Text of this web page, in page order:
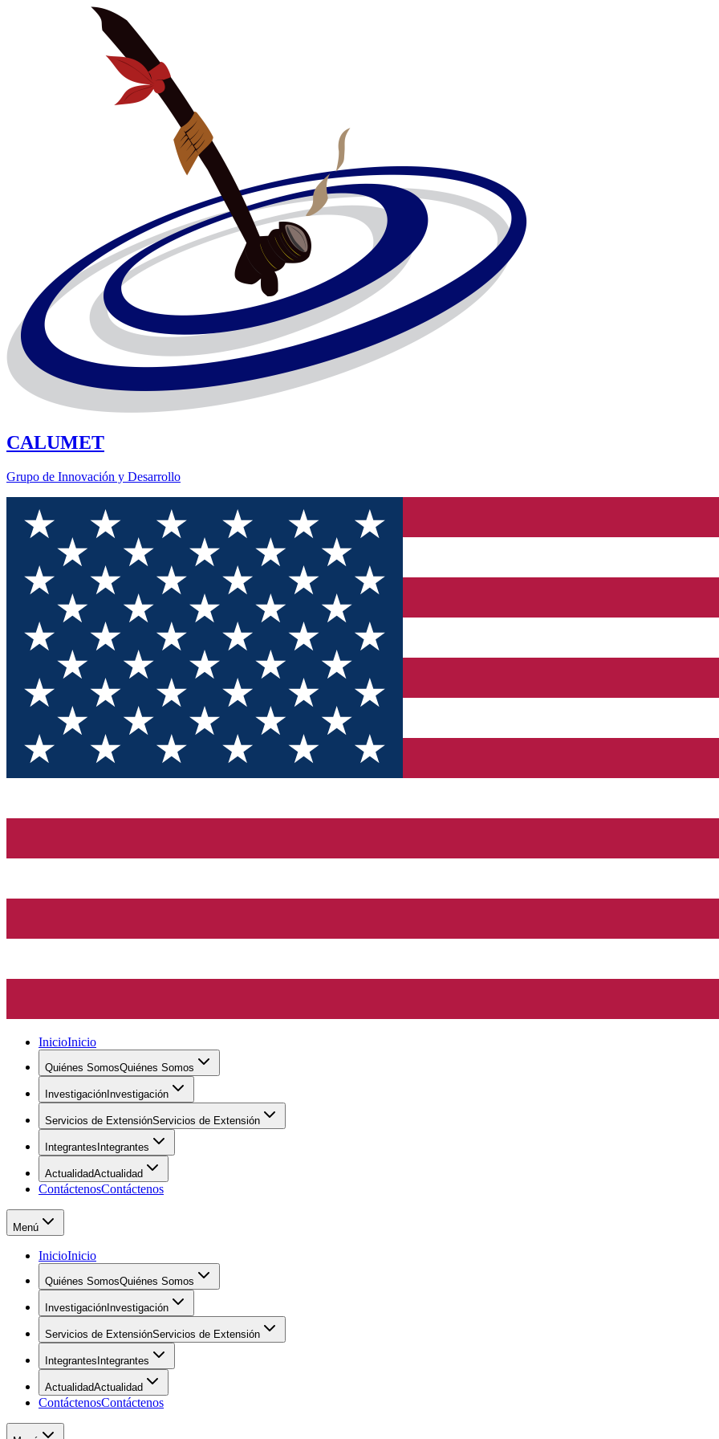
CALUMET
Grupo de Innovación y Desarrollo
InicioInicio
Quiénes SomosQuiénes Somos
Investigación Investigación
Servicios de ExtensiónServicios de Extensión
Integrantes Integrantes
ActualidadActualidad
ContáctenosContáctenos
Menú
InicioInicio
Quiénes SomosQuiénes Somos
Investigación Investigación
Servicios de ExtensiónServicios de Extensión
Integrantes Integrantes
ActualidadActualidad
ContáctenosContáctenos